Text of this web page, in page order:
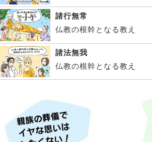
諸行無常
仏教の根幹となる教え
諸法無我
仏教の根幹となる教え